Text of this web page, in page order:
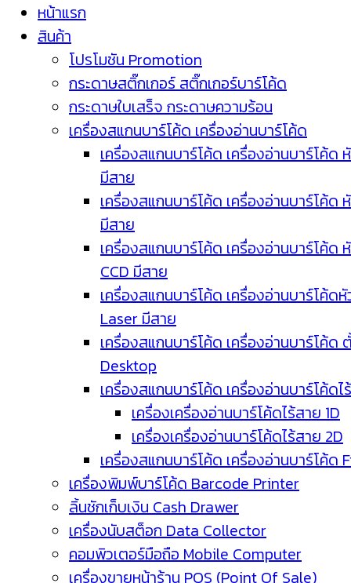
หน้าแรก
สินค้า
โปรโมชัน Promotion
กระดาษสติ๊กเกอร์ สติ๊กเกอร์บาร์โค้ด
กระดาษใบเสร็จ กระดาษความร้อน
เครื่องสแกนบาร์โค้ด เครื่องอ่านบาร์โค้ด
เครื่องสแกนบาร์โค้ด เครื่องอ่านบาร์โค้ด
มีสาย
เครื่องสแกนบาร์โค้ด เครื่องอ่านบาร์โค้ด
มีสาย
เครื่องสแกนบาร์โค้ด เครื่องอ่านบาร์โค้ด
CCD มีสาย
เครื่องสแกนบาร์โค้ด เครื่องอ่านบาร์โค้ด
Laser มีสาย
เครื่องสแกนบาร์โค้ด เครื่องอ่านบาร์โค้ด
Desktop
เครื่องสแกนบาร์โค้ด เครื่องอ่านบาร์โค้ดไ
เครื่องเครื่องอ่านบาร์โค้ดไร้สาย 1D
เครื่องเครื่องอ่านบาร์โค้ดไร้สาย 2D
เครื่องสแกนบาร์โค้ด เครื่องอ่านบาร์โค้ด
เครื่องพิมพ์บาร์โค้ด Barcode Printer
ลิ้นชักเก็บเงิน Cash Drawer
เครื่องนับสต็อก Data Collector
คอมพิวเตอร์มือถือ Mobile Computer
เครื่องขายหน้าร้าน POS (Point Of Sale)